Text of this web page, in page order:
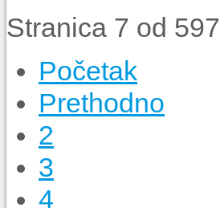
Stranica 7 od 597
Početak
Prethodno
2
3
4